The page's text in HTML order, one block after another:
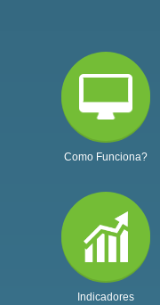
Como Funciona?
Indicadores